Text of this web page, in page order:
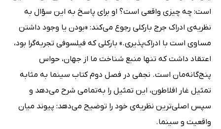
است: چه چیزی واقعی است؟ او برای پاسخ به این سؤال به
نظریه‌ی ادراک جرج بارکلی رجوع می‌کند: «بودن یا وجود داشتن
مساوی است با ادراک‌پذیری.» بارکلی که فیلسوفی تجربه‌گرا بود،
اعتقاد داشت که تنها منبع شناخت ما از جهان، حواس
پنج‌گانه‌مان است. نجفی در فصل دوم کتاب سینما به مثابه
تمثیل غار افلاطون، این تمثیل را به‌تمامی شرح می‌دهد و
سپس اصلی‌ترین نظریه‌ی خود را توضیح می‌دهد: پیوند میان
واقعیت و سینما.